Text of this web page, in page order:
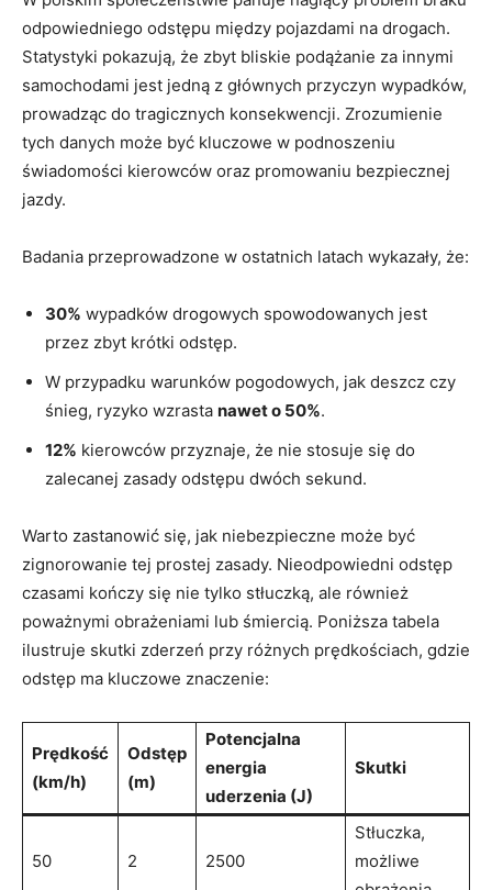
odpowiedniego odstępu między pojazdami na drogach.
Statystyki pokazują, że zbyt bliskie podążanie za innymi
samochodami jest jedną z głównych przyczyn wypadków,
prowadząc do tragicznych konsekwencji. Zrozumienie
tych danych może być kluczowe w podnoszeniu
świadomości kierowców oraz promowaniu bezpiecznej
jazdy.
Badania przeprowadzone w ostatnich latach wykazały, że:
30% wypadków drogowych spowodowanych jest
przez zbyt krótki odstęp.
W przypadku warunków pogodowych, jak deszcz czy
śnieg, ryzyko wzrasta nawet o 50%.
12% kierowców przyznaje, że nie stosuje się do
zalecanej zasady odstępu dwóch sekund.
Warto zastanowić się, jak niebezpieczne może być
zignorowanie tej prostej zasady. Nieodpowiedni odstęp
czasami kończy się nie tylko stłuczką, ale również
poważnymi obrażeniami lub śmiercią. Poniższa tabela
ilustruje skutki zderzeń przy różnych prędkościach, gdzie
odstęp ma kluczowe znaczenie:
Prędkość
(km/h)
Odstęp
(m)
Potencjalna
energia
uderzenia (J)
Skutki
50 2 2500
Stłuczka,
możliwe